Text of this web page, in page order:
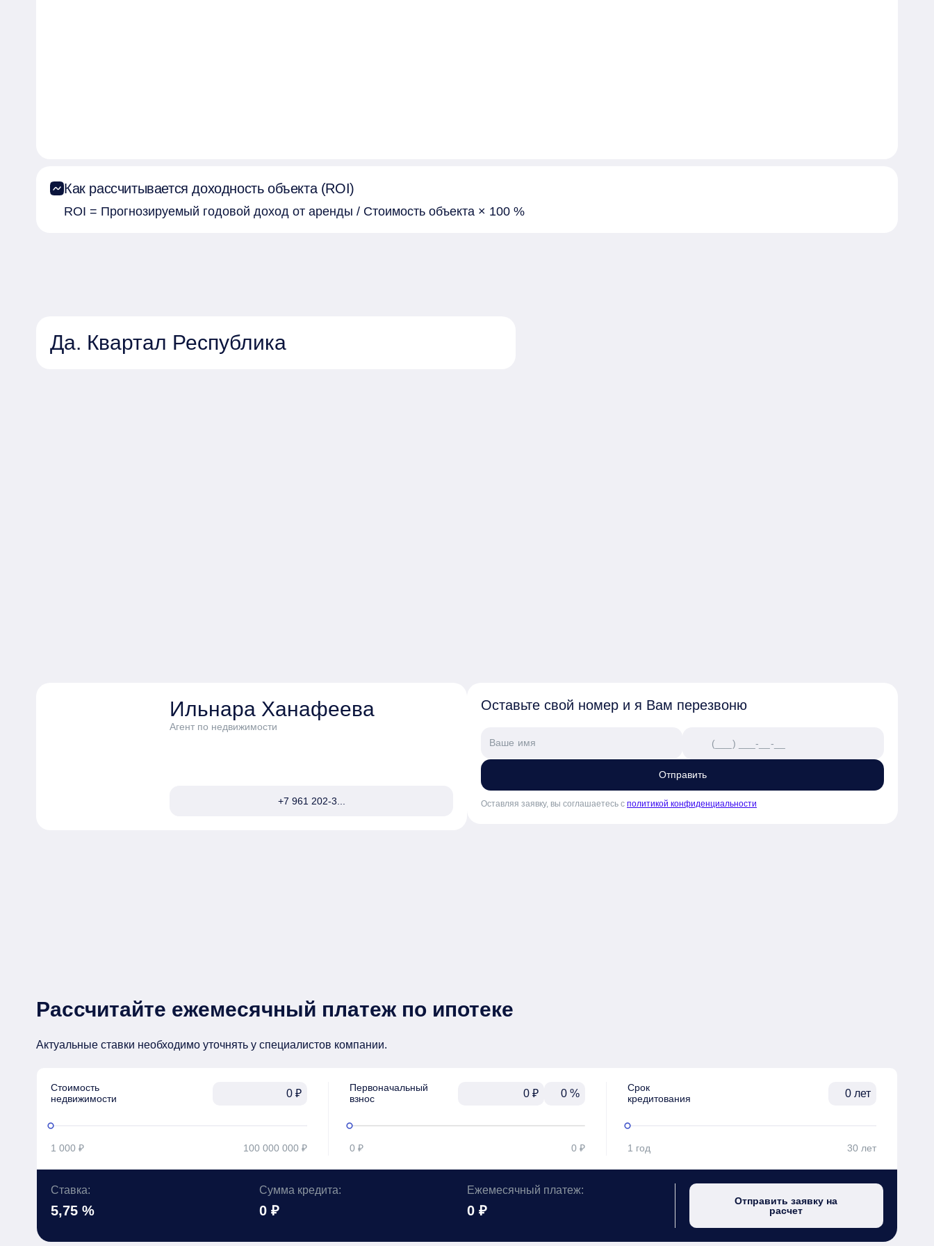
Как рассчитывается доходность объекта (ROI)
ROI = Прогнозируемый годовой доход от аренды / Стоимость объекта × 100 %
Да. Квартал Республика
Ильнара Ханафеева
Агент по недвижимости
+7 961 202-3...
Оставьте свой номер и я Вам перезвоню
Отправить
Оставляя заявку, вы соглашаетесь с политикой конфиденциальности
Рассчитайте ежемесячный платеж по ипотеке
Актуальные ставки необходимо уточнять у специалистов компании.
Стоимость
недвижимости
₽
1 000 ₽ 100 000 000 ₽
Первоначальный
взнос
₽ %
0 ₽ 0 ₽
Срок
кредитования
лет
1 год 30 лет
Ставка:
5,75 %
Сумма кредита:
0 ₽
Ежемесячный платеж:
0 ₽
Отправить заявку на
расчет